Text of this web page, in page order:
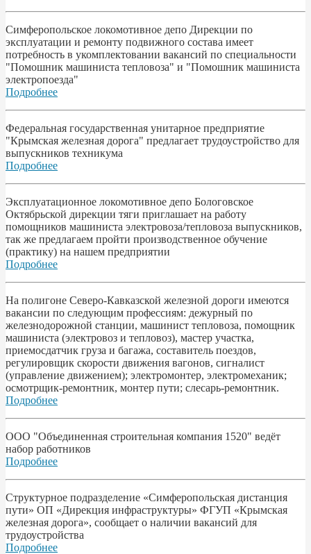
Симферопольское локомотивное депо Дирекции по
эксплуатации и ремонту подвижного состава имеет
потребность в укомплектовании вакансий по специальности
"Помошник машиниста тепловоза" и "Помошник машиниста
электропоезда"
Подробнее
Федеральная государственная унитарное предприятие
"Крымская железная дорога" предлагает трудоустройство для
выпускников техникума
Подробнее
Эксплуатационное локомотивное депо Бологовское
Октябрьской дирекции тяги приглашает на работу
помощников машиниста электровоза/тепловоза выпускников,
так же предлагаем пройти производственное обучение
(практику) на нашем предприятии
Подробнее
На полигоне Северо-Кавказской железной дороги имеются
вакансии по следующим профессиям: дежурный по
железнодорожной станции, машинист тепловоза, помощник
машиниста (электровоз и тепловоз), мастер участка,
приемосдатчик груза и багажа, составитель поездов,
регулировщик скорости движения вагонов, сигналист
(управление движением); электромонтер, электромеханик;
осмотрщик-ремонтник, монтер пути; слесарь-ремонтник.
Подробнее
ООО "Объединенная строительная компания 1520" ведёт
набор работников
Подробнее
Структурное подразделение «Симферопольская дистанция
пути» ОП «Дирекция инфраструктуры» ФГУП «Крымская
железная дорога», сообщает о наличии вакансий для
трудоустройства
Подробнее